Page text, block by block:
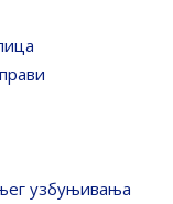
узбуњивања